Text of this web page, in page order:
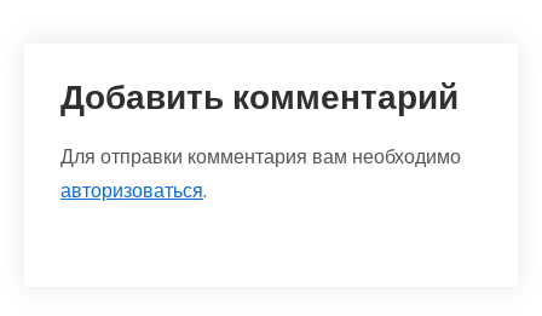
Добавить комментарий
Для отправки комментария вам необходимо
авторизоваться.